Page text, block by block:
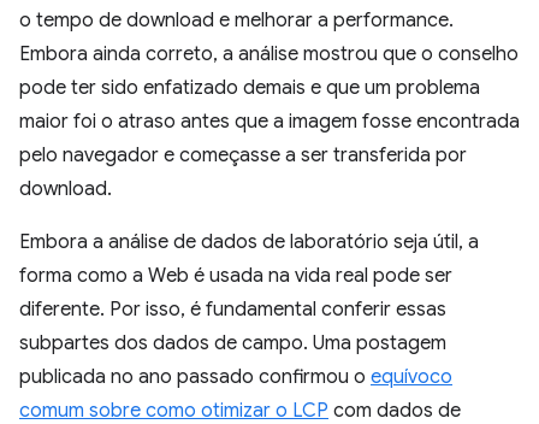
o tempo de download e melhorar a performance.
Embora ainda correto, a análise mostrou que o conselho
pode ter sido enfatizado demais e que um problema
maior foi o atraso antes que a imagem fosse encontrada
pelo navegador e começasse a ser transferida por
download.
Embora a análise de dados de laboratório seja útil, a
forma como a Web é usada na vida real pode ser
diferente. Por isso, é fundamental conferir essas
subpartes dos dados de campo. Uma postagem
publicada no ano passado confirmou o equívoco
comum sobre como otimizar o LCP com dados de